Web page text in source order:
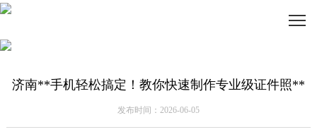
济南**手机轻松搞定！教你快速制作专业级证件照**
发布时间：2026-06-05